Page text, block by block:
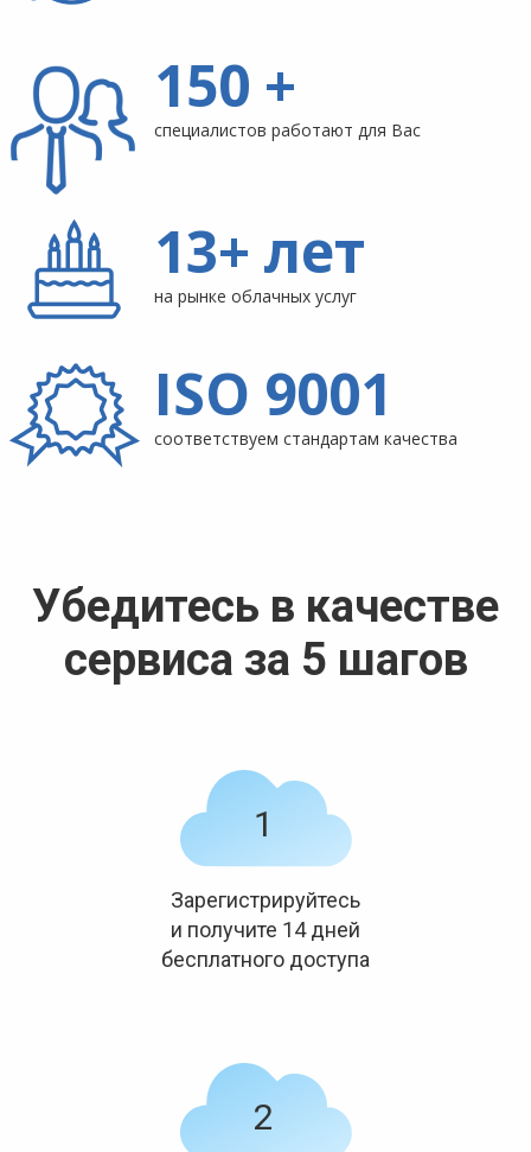
150 +
специалистов работают для Вас
13+ лет
на рынке облачных услуг
ISO 9001
соответствуем стандартам качества
Убедитесь в качестве
сервиса за 5 шагов
Зарегистрируйтесь
и получите 14 дней
бесплатного доступа